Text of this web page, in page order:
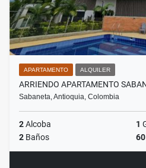
APARTAMENTO ALQUILER
ARRIENDO APARTAMENTO
Sabaneta, Antioquia, Colombia
2Alcoba 1
2 Baños 60